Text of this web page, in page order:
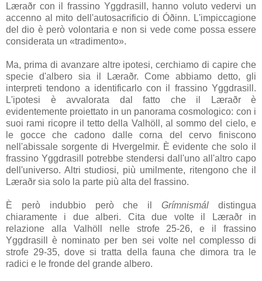
Læraðr con il frassino Yggdrasill , hanno voluto vedervi un
accenno al mito dell'autosacrificio diÓðinn. L'impiccagione
del dio è però volontaria e non si vede come possa essere
considerata un «tradimento».
Ma, prima di avanzare altre ipotesi, cerchiamo di capire che
specie d'albero sia il
Læraðr. Come abbiamo detto, gli
interpreti tendono a identificarlo con il frassino Yggdrasill .
L'ipotesi è avvalorata dal fatto che il
Læraðrè
evidentemente proiettato in un panorama cosmologico: con i
suoi rami ricopre il tetto della Valhöll , al sommo del cielo, e
le gocce che cadono dalle corna del cervo finiscono
nell'abissale sorgente di Hvergelmir. È evidente che solo il
frassino Yggdrasill
potrebbe stendersi dall'uno all'altro capo
dell'universo. Altri studiosi, più umilmente, ritengono che il
Læraðr sia solo la parte più alta del frassino.
È però indubbio però che ilGrímnismál distingua
chiaramente i due alberi. Cita due volte il
Læraðrin
relazione alla Valhöll
nelle strofe 25-26, e il frassino
Yggdrasill
è nominato per ben sei volte nel complesso di
strofe 29-35, dove si tratta della fauna che dimora tra le
radici e le fronde del grande albero.